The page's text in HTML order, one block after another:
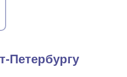
Петербургу